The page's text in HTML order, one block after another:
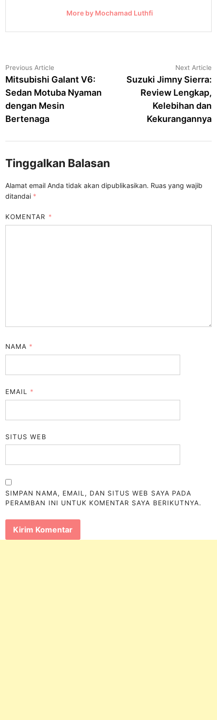
More by Mochamad Luthfi
Navigasi
pos
Previous Article
article:
Mitsubishi Galant V6:
Sedan Motuba Nyaman
dengan Mesin
Bertenaga
Next Article
Suzuki Jimny Sierra:
Review Lengkap,
Kelebihan dan
Kekurangannya
Tinggalkan Balasan
Alamat email Anda tidak akan dipublikasikan. Ruas yang wajib
ditandai *
KOMENTAR *
NAMA *
EMAIL *
SITUS WEB
SIMPAN NAMA, EMAIL, DAN SITUS WEB SAYA PADA
PERAMBAN INI UNTUK KOMENTAR SAYA BERIKUTNYA.